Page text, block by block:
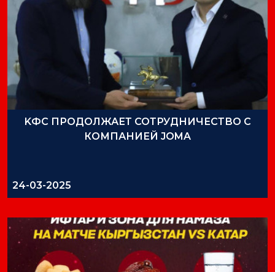
KФС ПРОДОЛЖАЕТ СОТРУДНИЧЕСТВО С
КОМПАНИЕЙ JOMA
24-03-2025